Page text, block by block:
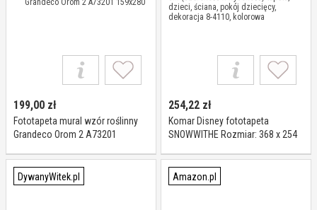
199,00 zł
Fototapeta mural wzór roślinny
Grandeco Orom 2 A73201
254,22 zł
Komar Disney fototapeta
SNOWWITHE Rozmiar: 368 x 254
tapeta, dzieci, ściana, pokój
dziecięcy, dekoracja 8-4110,
kolorowa
DywanyWitek.pl Amazon.pl